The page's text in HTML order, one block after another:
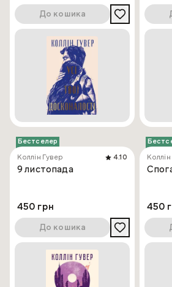
До кошика
Бестселер
Коллін Гувер
4.10
9 листопада
450 грн
До кошика
450